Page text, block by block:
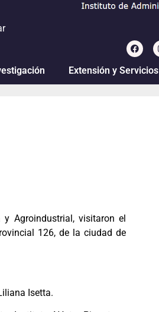
Extensión y Servicios
Agroindustrial, visitaron el
126, de la ciudad de
Isetta.